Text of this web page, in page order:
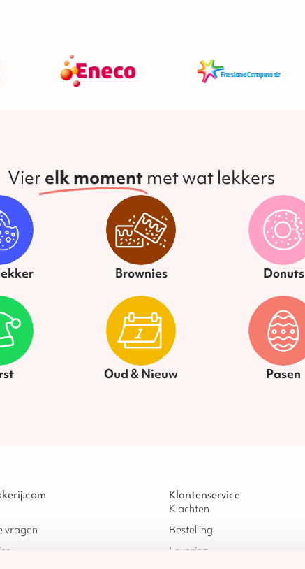
Vier elk moment met wat lekkers
Brownies Donuts
Oud & Nieuw Pasen
vragen
Klantenservice
Klachten
Bestelling
Levering